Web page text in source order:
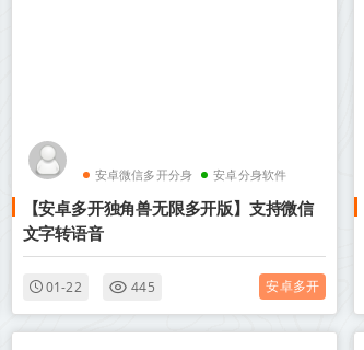
安卓微信多开分身 安卓分身软件
【安卓多开独角兽无限多开版】支持微信
文字转语音
01-22 445 安卓多开